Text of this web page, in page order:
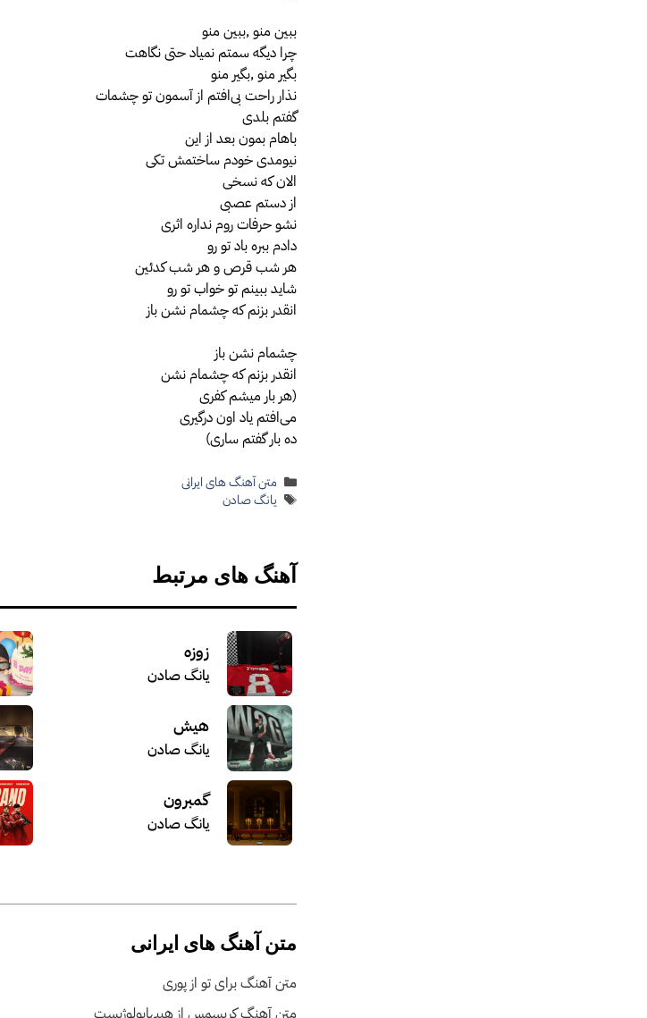
ببین منو ,ببین منو
چرا دیگه سمتم نمیاد حتی نگاهت
بگیر منو ,بگیر منو
نذار راحت بی‌افتم از آسمون تو چشمات
گفتم بلدی
باهام بمون بعد از این
نیومدی خودم ساختمش تکی
الان که نسخی
از دستم عصبی
نشو حرفات روم نداره اثری
دادم ببره باد تو رو
هر شب قرص و هر شب کدئین
شاید ببینم تو خواب تو رو
انقدر بزنم که چشمام نشن باز
چشمام نشن باز
انقدر بزنم که چشمام نشن
(هر بار میشم کفری
می‌افتم یاد اون درگیری
ده بار گفتم ساری)
دسته‌ها
متن آهنگ های ایرانی
برچسب‌ها
یانگ صادن
آهنگ های مرتبط
زوزه
یانگ صادن
هیش
یانگ صادن
گمبرون
یانگ صادن
متن آهنگ های ایرانی
متن آهنگ برای تو از پوری
متن آهنگ کریسمس از هیپهاپولوژیست